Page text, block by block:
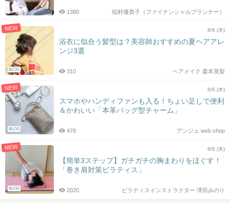
稲村優貴子（ファイナンシャルプランナー）
1380
NEW
BLOG
8/6 (木)
浴衣に似合う髪型は？美容師おすすめの夏ヘアアレ
ンジ3選
ヘアメイク 森本英梨
310
NEW
BLOG
8/6 (木)
スマホやハンディファンも入る！ちょい足しで便利
＆かわいい「本革バッグ型チャーム」
アンジェ web shop
478
NEW
BLOG
8/6 (木)
【簡単3ステップ】ガチガチの胸まわりをほぐす！
「巻き肩対策ピラティス」
ピラティスインストラクター 澤田みのり
2020